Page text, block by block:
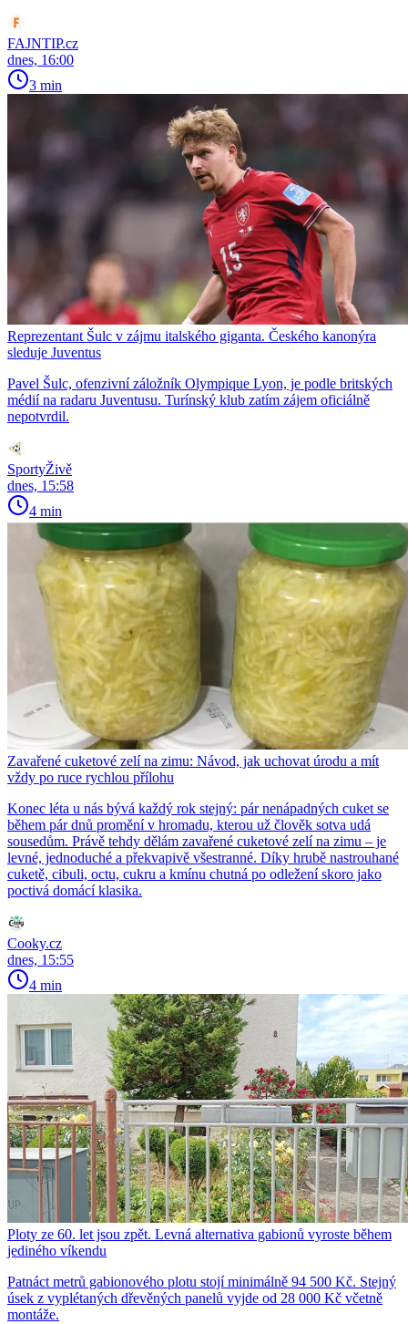
FAJNTIP.cz
dnes, 16:00
3 min
Reprezentant Šulc v zájmu italského giganta. Českého kanonýra
sleduje Juventus
Pavel Šulc, ofenzivní záložník Olympique Lyon, je podle britských
médií na radaru Juventusu. Turínský klub zatím zájem oficiálně
nepotvrdil.
SportyŽivě
dnes, 15:58
4 min
Zavařené cuketové zelí na zimu: Návod, jak uchovat úrodu a mít
vždy po ruce rychlou přílohu
Konec léta u nás bývá každý rok stejný: pár nenápadných cuket se
během pár dnů promění v hromadu, kterou už člověk sotva udá
sousedům. Právě tehdy dělám zavařené cuketové zelí na zimu – je
levné, jednoduché a překvapivě všestranné. Díky hrubě nastrouhané
cuketě, cibuli, octu, cukru a kmínu chutná po odležení skoro jako
poctivá domácí klasika.
Cooky.cz
dnes, 15:55
4 min
Ploty ze 60. let jsou zpět. Levná alternativa gabionů vyroste během
jediného víkendu
Patnáct metrů gabionového plotu stojí minimálně 94 500 Kč. Stejný
úsek z vyplétaných dřevěných panelů vyjde od 28 000 Kč včetně
montáže.